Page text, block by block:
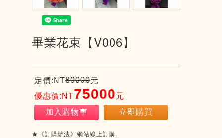
畢業花束【V006】
定價:NT80000元
優惠價:NT75000元
加入購物車
立即購買
★《訂購辦法》網站線上訂購。